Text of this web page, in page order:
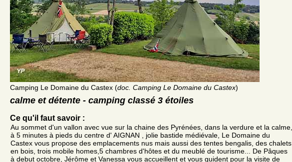
Camping Le Domaine du Castex (doc. Camping Le Domaine du Castex)
calme et détente - camping classé 3 étoiles
Ce qu'il faut savoir :
Au sommet d'un vallon avec vue sur la chaine des Pyrénées, dans la verdure et la calme,
à 5 minutes à pieds du centre d' AIGNAN , jolie bastide médiévale, Le Domaine du
Castex vous propose des emplacements nus mais aussi des tentes bengalis, des chalets
en bois, trois mobile homes,5 chambres d'hôtes et du meublé de tourisme... De Pâques
à debut octobre, Jérôme et Vanessa vous accueillent et vous guident pour la visite de